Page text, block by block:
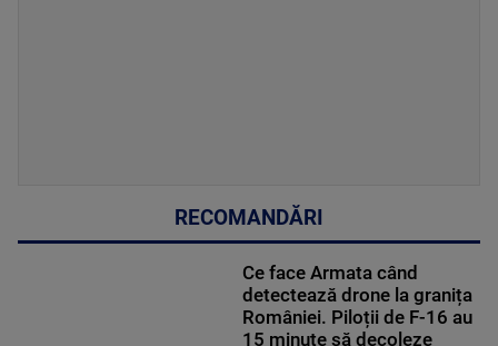
RECOMANDĂRI
Ce face Armata când
detectează drone la granița
României. Piloții de F-16 au
15 minute să decoleze